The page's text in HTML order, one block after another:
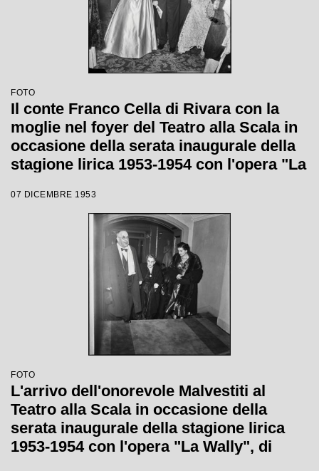
FOTO
Il conte Franco Cella di Rivara con la
moglie nel foyer del Teatro alla Scala in
occasione della serata inaugurale della
stagione lirica 1953-1954 con l'opera "La
Carlo Maria Giulini, con la regia di
Tatiana Pavlova
07 DICEMBRE 1953
FOTO
L'arrivo dell'onorevole Malvestiti al
Teatro alla Scala in occasione della
serata inaugurale della stagione lirica
1953-1954 con l'opera "La Wally", di